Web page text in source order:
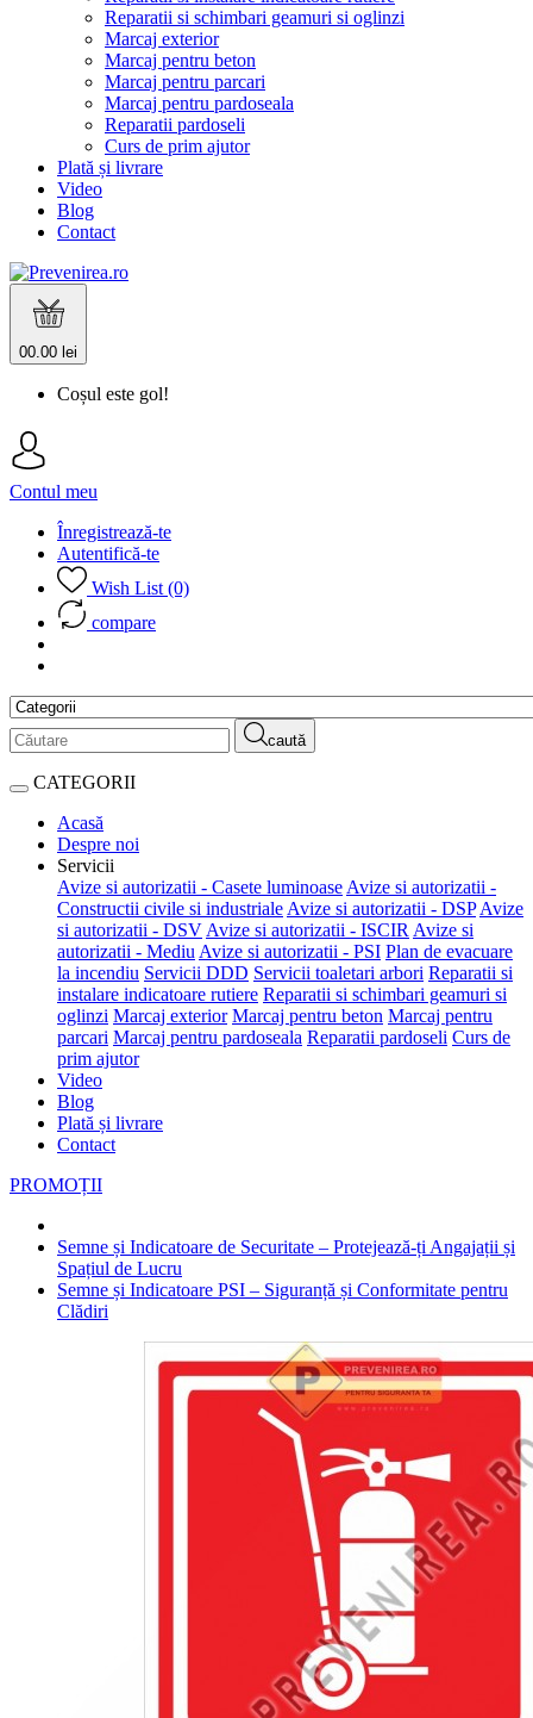
Reparatii si schimbari geamuri si oglinzi
Marcaj exterior
Marcaj pentru beton
Marcaj pentru parcari
Marcaj pentru pardoseala
Reparatii pardoseli
Curs de prim ajutor
Plată și livrare
Video
Blog
Contact
00.00 lei
Coșul este gol!
Contul meu
Înregistrează-te
Autentifică-te
Wish List (0)
compare
caută
CATEGORII
Acasă
Despre noi
Servicii
Avize si autorizatii - Casete luminoase Avize si autorizatii -
Constructii civile si industriale Avize si autorizatii - DSP Avize
si autorizatii - DSV Avize si autorizatii - ISCIR Avize si
autorizatii - Mediu Avize si autorizatii - PSI Plan de evacuare
la incendiu Servicii DDD Servicii toaletari arbori Reparatii si
instalare indicatoare rutiere Reparatii si schimbari geamuri si
oglinzi Marcaj exterior Marcaj pentru beton Marcaj pentru
parcari Marcaj pentru pardoseala Reparatii pardoseli Curs de
prim ajutor
Video
Blog
Plată și livrare
Contact
PROMOȚII
Semne și Indicatoare de Securitate – Protejează-ți Angajații și
Spațiul de Lucru
Semne și Indicatoare PSI – Siguranță și Conformitate pentru
Clădiri